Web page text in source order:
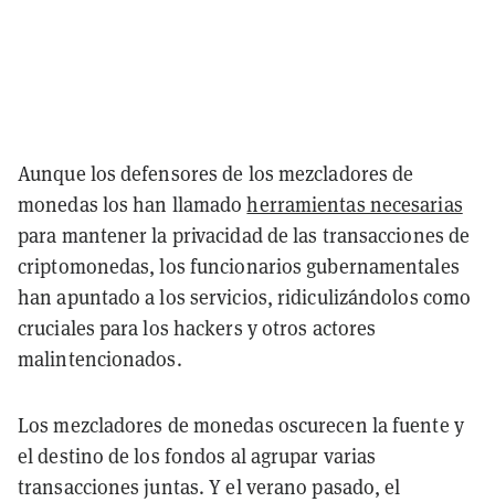
Aunque los defensores de los mezcladores de
monedas los han llamadoherramientas necesarias
para mantener la privacidad de las transacciones de
criptomonedas, los funcionarios gubernamentales
han apuntado a los servicios, ridiculizándolos como
cruciales para los hackers y otros actores
malintencionados.
Los mezcladores de monedas oscurecen la fuente y
el destino de los fondos al agrupar varias
transacciones juntas. Y el verano pasado, el